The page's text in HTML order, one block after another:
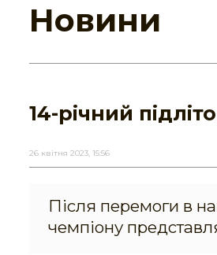
Новини
14-річний
26 квітня 2023, 15:56
Після перемоги в
чемпіону